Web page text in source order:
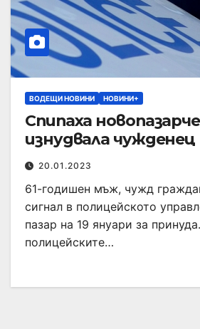
ВОДЕЩИ НОВИНИ НОВИНИ+
Спипаха
изнудвала чужденец
20.01.2023
61-годишен мъж, чужд
сигнал в полицейското
пазар на 19 януари за
полицейските…